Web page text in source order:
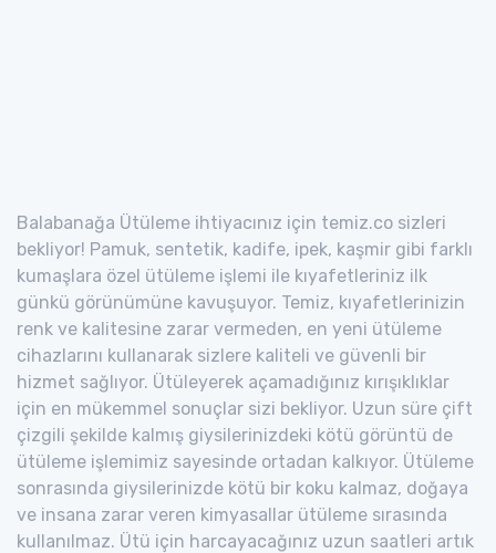
Balabanağa Ütüleme ihtiyacınız için temiz.co sizleri
bekliyor! Pamuk, sentetik, kadife, ipek, kaşmir gibi farklı
kumaşlara özel ütüleme işlemi ile kıyafetleriniz ilk
günkü görünümüne kavuşuyor. Temiz, kıyafetlerinizin
renk ve kalitesine zarar vermeden, en yeni ütüleme
cihazlarını kullanarak sizlere kaliteli ve güvenli bir
hizmet sağlıyor. Ütüleyerek açamadığınız kırışıklıklar
için en mükemmel sonuçlar sizi bekliyor. Uzun süre çift
çizgili şekilde kalmış giysilerinizdeki kötü görüntü de
ütüleme işlemimiz sayesinde ortadan kalkıyor. Ütüleme
sonrasında giysilerinizde kötü bir koku kalmaz, doğaya
ve insana zarar veren kimyasallar ütüleme sırasında
kullanılmaz. Ütü için harcayacağınız uzun saatleri artık